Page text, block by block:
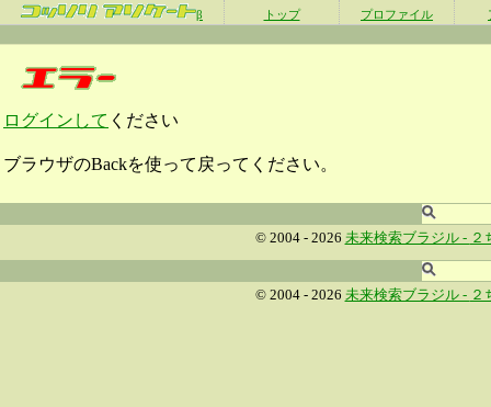
β トップ プロファイル
ログインして ください
ブラウザのBackを使って戻ってください。
© 2004 - 2026 未来検索ブラジル - ２
© 2004 - 2026 未来検索ブラジル - ２